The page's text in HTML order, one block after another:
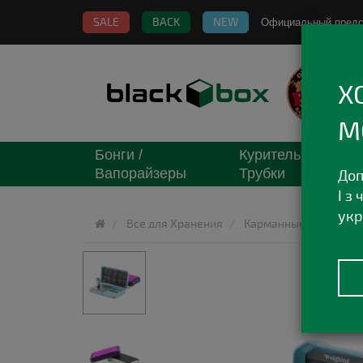
SALE BACK NEW Официальный
Бонги /
Вапорайзеры
Курительные
Трубки
Все для Хранения Карманные весы
І з